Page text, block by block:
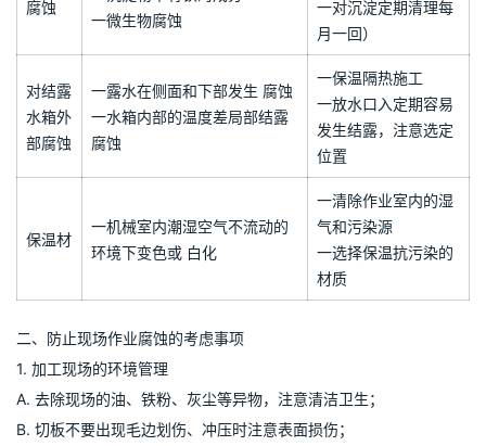
蚀
的材料
一加工时要使用流体
成型方法
氯离子
腐蚀
一放入消毒药蒸发而依附在水
槽侧部、顶部的氯离子，在自
一用耐蚀性良好的材
料做水槽的顶部。
一是安装通气设备，
强化通风
微生物
一使用地下水的沉淀物
一沉淀物中有铁的成分
一使用时对地下水检
查
一对沉淀定期清理每
月一回）
对结露
水箱外
一露水在侧面和下部发生 腐蚀
一水箱内部的温度差局部结露
发生结露，注意选定
位置